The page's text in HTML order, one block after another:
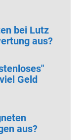
bei Lutz
aus?
Geld
aus?